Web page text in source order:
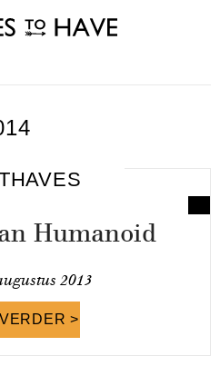
Humanoid
2013
>